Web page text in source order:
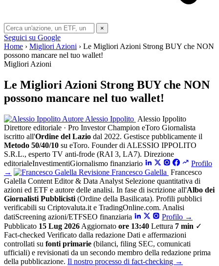
×
Seguici su Google
Home › Migliori Azioni › Le Migliori Azioni Strong BUY che NON
possono mancare nel tuo wallet!
Migliori Azioni
Le Migliori Azioni Strong BUY che NON
possono mancare nel tuo wallet!
Autore Alessio Ippolito Alessio Ippolito
Direttore editoriale · Pro Investor Champion eToro Giornalista
iscritto all'Ordine del Lazio dal 2022. Gestisce pubblicamente il
Metodo 50/40/10 su eToro. Founder di ALESSIO IPPOLITO
S.R.L., esperto TV anti-frode (RAI 3, LA7). Direzione
editorialeInvestimentiGiornalismo finanziario
Profilo
→
Revisione Francesco Galella Francesco
Galella Content Editor & Data Analyst Selezione quantitativa di
azioni ed ETF e autore delle analisi. In fase di iscrizione all'Albo dei
Giornalisti Pubblicisti (Ordine della Basilicata). Profili pubblici
verificabili su Criptovaluta.it e TradingOnline.com. Analisi
datiScreening azioni/ETFSEO finanziaria Profilo →
Pubblicato 15 Lug 2026 Aggiornato ore 13:40 Lettura 7 min ✓
Fact-checked Verificato dalla redazione Dati e affermazioni
controllati su fonti primarie (bilanci, filing SEC, comunicati
ufficiali) e revisionati da un secondo membro della redazione prima
della pubblicazione. Il nostro processo di fact-checking →